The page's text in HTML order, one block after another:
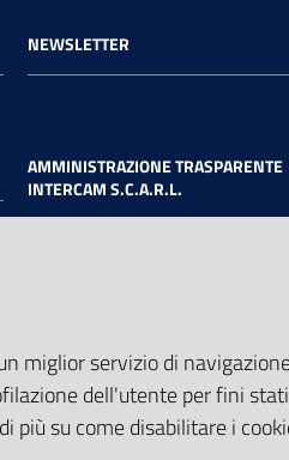
NEWSLETTER
AMMINISTRAZIONE TRASPARENTE
INTERCAM S.C.A.R.L.
miglior servizio di
dell'utente per fini
su come disabilitare i